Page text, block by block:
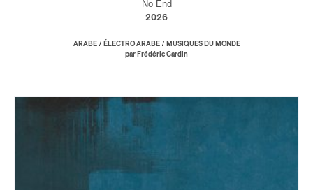
No End
2026
ARABE/ ÉLECTRO ARABE/ MUSIQUES DU MONDE
par Frédéric Cardin